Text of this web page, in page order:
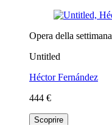
Opera della settimana
Untitled
Héctor Fernández
444 €
Scoprire